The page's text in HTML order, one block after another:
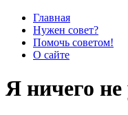
Главная
Нужен совет?
Помочь советом!
О сайте
Я ничего не